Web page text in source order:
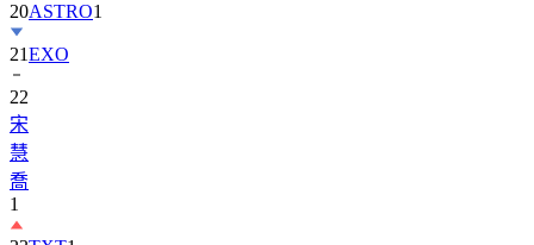
20ASTRO1
21EXO
22
宋
慧
喬
1